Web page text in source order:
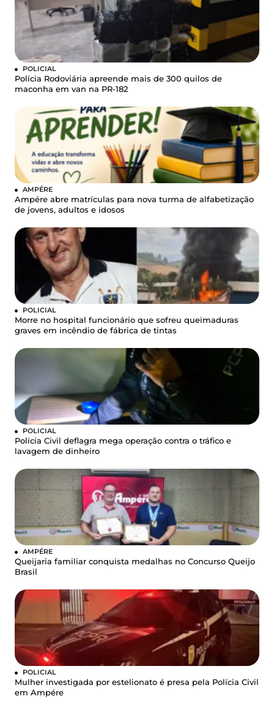
POLICIAL
Polícia Rodoviária apreende mais de 300 quilos de
maconha em van na PR-182
AMPÉRE
Ampére abre matrículas para nova turma de alfabetização
de jovens, adultos e idosos
POLICIAL
Morre no hospital funcionário que sofreu queimaduras
graves em incêndio de fábrica de tintas
POLICIAL
Polícia Civil deflagra mega operação contra o tráfico e
lavagem de dinheiro
AMPÉRE
Queijaria familiar conquista medalhas no Concurso Queijo
Brasil
POLICIAL
Mulher investigada por estelionato é presa pela Polícia Civil
em Ampére